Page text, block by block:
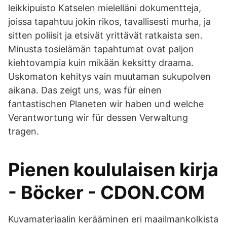
leikkipuisto Katselen mielelläni dokumentteja,
joissa tapahtuu jokin rikos, tavallisesti murha, ja
sitten poliisit ja etsivät yrittävät ratkaista sen.
Minusta tosielämän tapahtumat ovat paljon
kiehtovampia kuin mikään keksitty draama.
Uskomaton kehitys vain muutaman sukupolven
aikana. Das zeigt uns, was für einen
fantastischen Planeten wir haben und welche
Verantwortung wir für dessen Verwaltung
tragen.
Pienen koululaisen kirja
- Böcker - CDON.COM
Kuvamateriaalin kerääminen eri maailmankolkista